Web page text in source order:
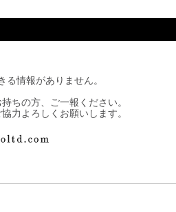
る情報がありません。
ちの方、ご一報ください。
力よろしくお願いします。